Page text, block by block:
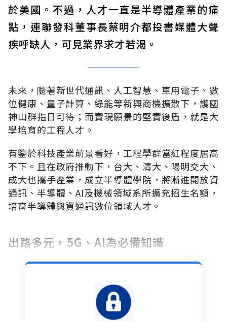
於美國。不過，人才一直是半導體產業的痛
點，連聯發科董事長蔡明介都投書媒體大聲
疾呼缺人，可見業界求才若渴。
未來，隨著新世代通訊、人工智慧、車用電子、數
位健康、量子計算、綠能等新興商機擴散下，護國
神山群指日可待；而實現願景的堅實後盾，就是大
學培育的工程人才。
有鑒於科技產業前景看好，工程學群當紅程度居高
不下。且在政府推動下，台大、清大、陽明交大、
成大也攜手產業，成立半導體學院，將漸進開放資
通訊、半導體、AI及機械領域系所擴充招生名額，
培育半導體與資通訊數位領域人才。
出路多元，5G、AI為必備知識